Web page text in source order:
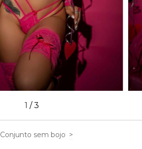
1 /3
Conjunto sem bojo >